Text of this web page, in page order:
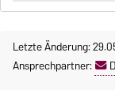
Letzte Änderung:
Ansprechpartner: